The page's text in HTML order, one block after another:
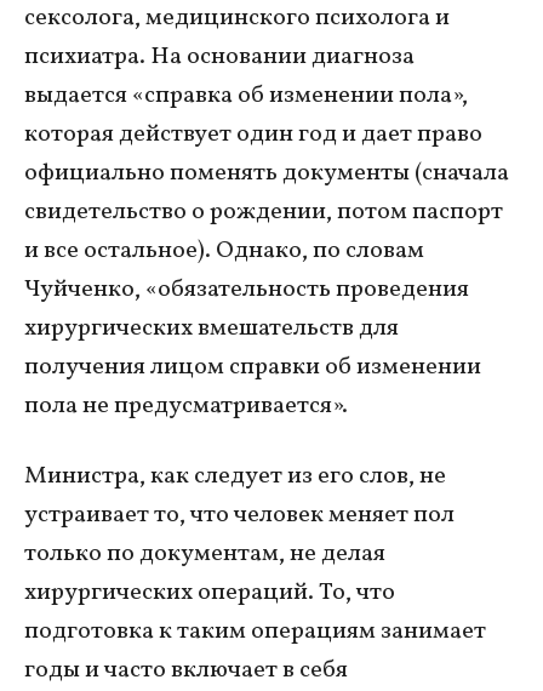
сексолога, медицинского психолога и
психиатра. На основании диагноза
выдается «справка об изменении пола»,
которая действует один год и дает право
официально поменять документы (сначала
свидетельство о рождении, потом паспорт
и все остальное). Однако, по словам
Чуйченко, «обязательность проведения
хирургических вмешательств для
получения лицом справки об изменении
пола не предусматривается».
Министра, как следует из его слов, не
устраивает то, что человек меняет пол
только по документам, не делая
хирургических операций. То, что
подготовка к таким операциям занимает
годы и часто включает в себя